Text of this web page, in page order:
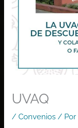
UVAQ
/Convenios / Por